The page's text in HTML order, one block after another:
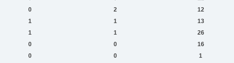
0 2 12
1 1 13
1 1 26
0 0 16
0 0 1